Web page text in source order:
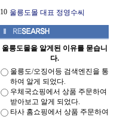
10 울릉도몰 대표 정영수씨
울릉도몰을 알게된 이유를 묻습니
다.
울릉도/오징어등 검색엔진을 통
하여 알게 되었다.
우체국쇼핑에서 상품 주문하여
받아보고 알게 되었다.
타사 홈쇼핑에서 상품 주문하여